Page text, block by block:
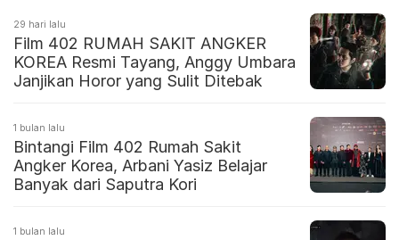
29 hari lalu
Film 402 RUMAH SAKIT ANGKER
KOREA Resmi Tayang, Anggy Umbara
Janjikan Horor yang Sulit Ditebak
1 bulan lalu
Bintangi Film 402 Rumah Sakit
Angker Korea, Arbani Yasiz Belajar
Banyak dari Saputra Kori
1 bulan lalu